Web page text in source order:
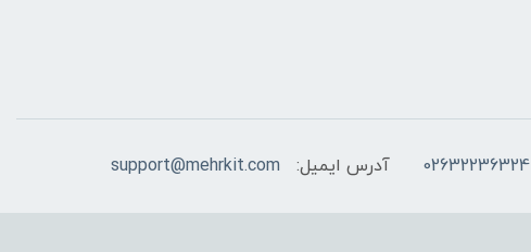
02632236324 آدرس ایمیل: support@mehrkit.com